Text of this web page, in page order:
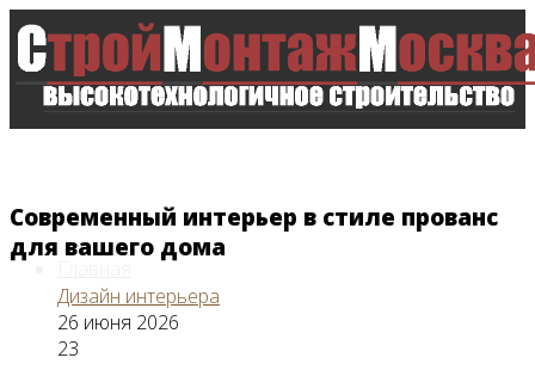
Современный интерьер в стиле прованс
для вашего дома
Дизайн интерьера
26 июня 2026
23